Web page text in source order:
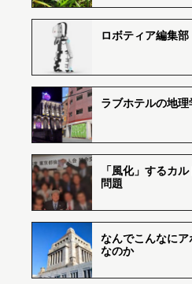
ロボティア編集部
ラブホテルの地理
「風化」するカル
問題
なんでこんなにア
なのか